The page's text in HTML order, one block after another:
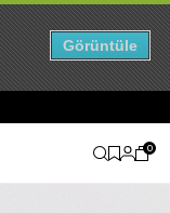
0
Görüntüle